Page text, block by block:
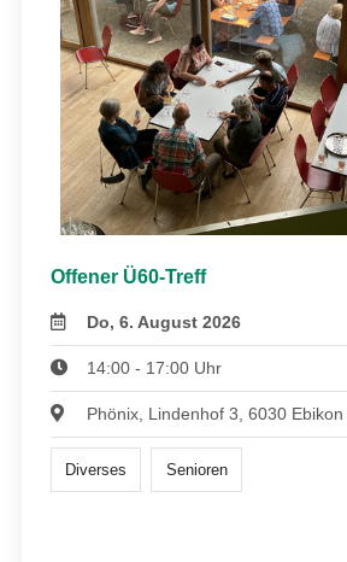
Offener Ü60-Treff
Do, 6. August 2026
14:00 - 17:00 Uhr
Phönix, Lindenhof 3, 6030 Ebikon
Diverses Senioren